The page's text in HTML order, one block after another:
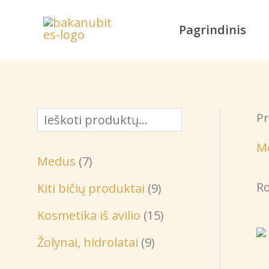
Pagrindinis
i
e
š
k
Medus 77
p
Kiti bičių produktai 99
p
Kosmetika iš avilio 151
Žolynai, hidrolatai 99